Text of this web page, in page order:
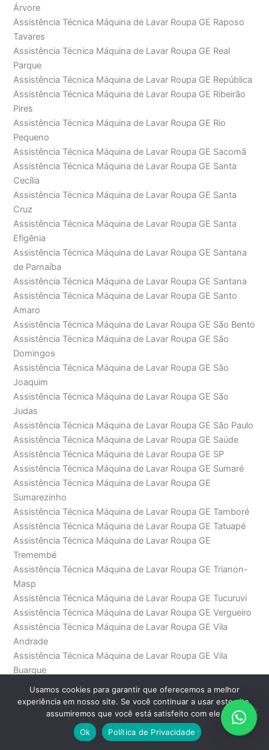
Árvore
Assistência Técnica Máquina de Lavar Roupa GE Raposo
Tavares
Assistência Técnica Máquina de Lavar Roupa GE Real
Parque
Assistência Técnica Máquina de Lavar Roupa GE República
Assistência Técnica Máquina de Lavar Roupa GE Ribeirão
Pires
Assistência Técnica Máquina de Lavar Roupa GE Rio
Pequeno
Assistência Técnica Máquina de Lavar Roupa GE Sacomã
Assistência Técnica Máquina de Lavar Roupa GE Santa
Cecília
Assistência Técnica Máquina de Lavar Roupa GE Santa
Cruz
Assistência Técnica Máquina de Lavar Roupa GE Santa
Efigênia
Assistência Técnica Máquina de Lavar Roupa GE Santana
de Parnaíba
Assistência Técnica Máquina de Lavar Roupa GE Santana
Assistência Técnica Máquina de Lavar Roupa GE Santo
Amaro
Assistência Técnica Máquina de Lavar Roupa GE São Bento
Assistência Técnica Máquina de Lavar Roupa GE São
Domingos
Assistência Técnica Máquina de Lavar Roupa GE São
Joaquim
Assistência Técnica Máquina de Lavar Roupa GE São
Judas
Assistência Técnica Máquina de Lavar Roupa GE São Paulo
Assistência Técnica Máquina de Lavar Roupa GE Saúde
Assistência Técnica Máquina de Lavar Roupa GE SP
Assistência Técnica Máquina de Lavar Roupa GE Sumaré
Assistência Técnica Máquina de Lavar Roupa GE
Sumarezinho
Assistência Técnica Máquina de Lavar Roupa GE Tamboré
Assistência Técnica Máquina de Lavar Roupa GE Tatuapé
Assistência Técnica Máquina de Lavar Roupa GE
Tremembé
Assistência Técnica Máquina de Lavar Roupa GE Trianon-
Masp
Assistência Técnica Máquina de Lavar Roupa GE Tucuruvi
Assistência Técnica Máquina de Lavar Roupa GE Vergueiro
Assistência Técnica Máquina de Lavar Roupa GE Vila
Andrade
Assistência Técnica Máquina de Lavar Roupa GE Vila
Buarque
Assistência Técnica Máquina de Lavar Roupa GE Vila
Carrão
Assistência Técnica Máquina de Lavar Roupa GE Vila das
Assistência Técnica Máquina de Lavar Roupa GE Vila dos
Usamos cookies para garantir que oferecemos a melhor
experiência em nosso site. Se você continuar a usar este site,
assumiremos que você está satisfeito com ele.
Ok
Política de Privacidade